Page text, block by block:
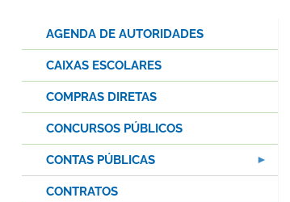
AGENDA DE AUTORIDADES
CAIXAS ESCOLARES
COMPRAS DIRETAS
CONCURSOS PÚBLICOS
CONTAS PÚBLICAS
CONTRATOS